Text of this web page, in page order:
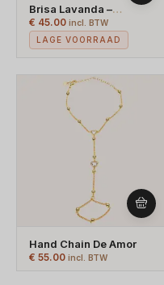
Brisa Lavanda –
Bracelet – Crystal
Bracelet With Pink And
Purple Stones – Gold
€ 45.00 incl. BTW
LAGE VOORRAAD
Hand Chain De Amor
€ 55.00 incl. BTW